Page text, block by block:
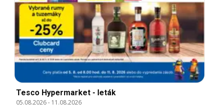
Tesco Hypermarket - leták
05.08.2026- 11.08.2026